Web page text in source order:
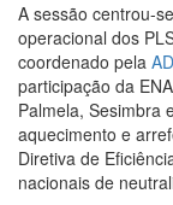
A sessão centrou-
operacional dos
coordenado pela
participação da
Palmela, Sesimbra
aquecimento e
Diretiva de
nacionais de